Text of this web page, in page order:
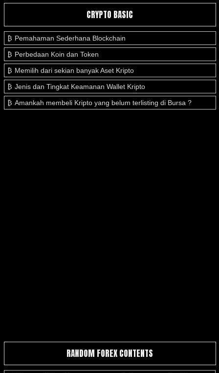
CRYPTO BASIC
Pemahaman Sederhana Blockchain
Perbedaan Koin dan Token
Memilih dari sekian banyak Aset Kripto
Jenis dan Tingkat Keamanan Wallet Kripto
Amankah membeli Kripto yang belum terlisting di Bursa ?
RANDOM FOREX CONTENTS